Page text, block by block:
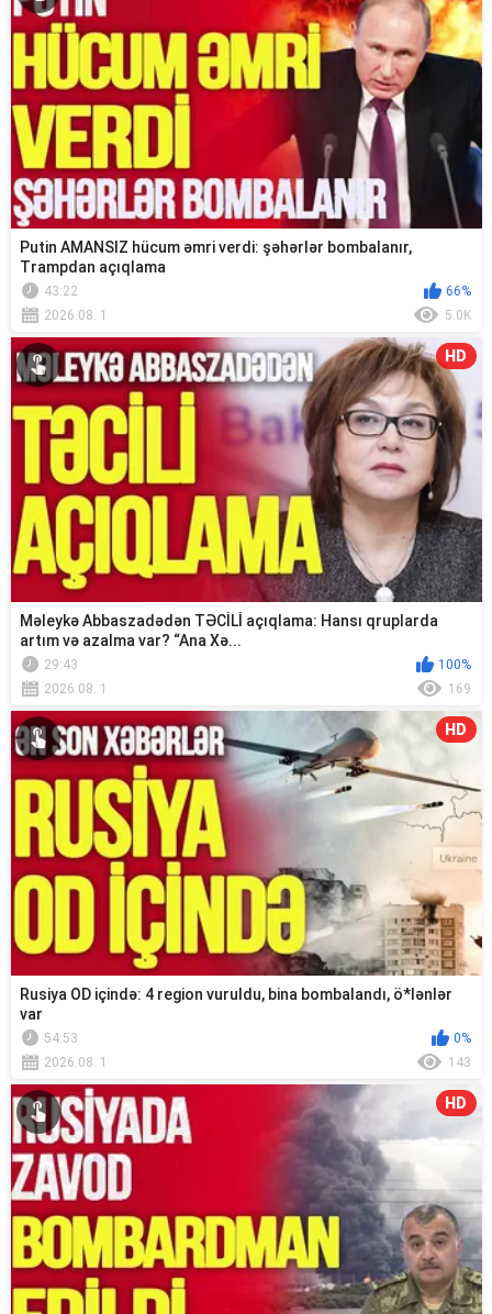
Putin AMANSIZ hücum əmri verdi: şəhərlər bombalanır,
Trampdan açıqlama
43:22
66%
2026.08. 1
5.0K
HD
Məleykə Abbaszadədən TƏCİLİ açıqlama: Hansı qruplarda
artım və azalma var? “Ana Xə...
29:43
100%
2026.08. 1
169
HD
Rusiya OD içində: 4 region vuruldu, bina bombalandı, ö*lənlər
var
54:53
0%
2026.08. 1
143
HD